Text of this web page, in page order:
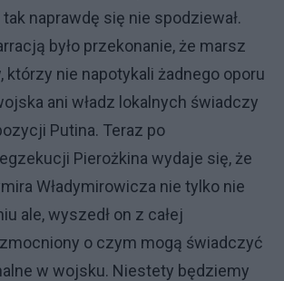
naprawdę się nie spodziewał.
było przekonanie, że marsz
którzy nie napotykali żadnego oporu
ani władz lokalnych świadczy
Putina. Teraz po
Pierożkina wydaje się, że
Władymirowicza nie tylko nie
ale, wyszedł on z całej
o czym mogą świadczyć
w wojsku. Niestety będziemy